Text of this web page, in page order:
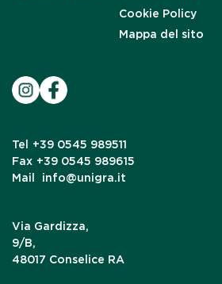
Cookie Policy
Mappa del sito
Tel
+39 0545 989511
Fax +39 0545 989615
Mail
info@unigra.it
Via Gardizza,
9/B,
48017 Conselice RA